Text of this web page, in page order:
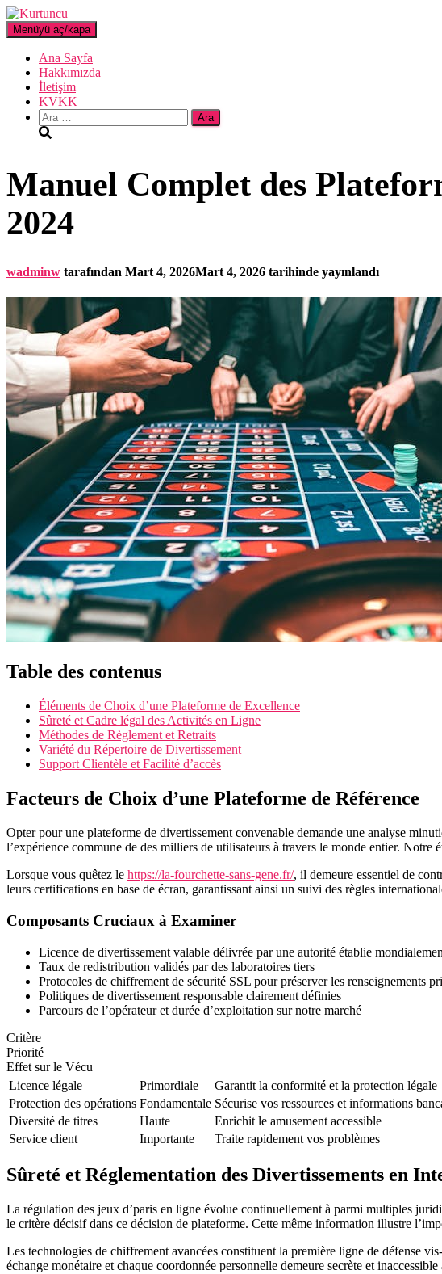
Menüyü aç/kapa
Ana Sayfa
Hakkımızda
İletişim
KVKK
Arama:
Manuel Complet des
2024
wadminw tarafından Mart 4, 2026Mart 4, 2026 tarihinde yayınlandı
Table des contenus
Éléments de Choix d’une Plateforme de Excellence
Sûreté et Cadre légal des Activités en Ligne
Méthodes de Règlement et Retraits
Variété du Répertoire de Divertissement
Support Clientèle et Facilité d’accès
Facteurs de Choix d’une Plateforme de Référence
Opter pour une plateforme de divertissement convenable demande une analyse
l’expérience commune de des milliers de utilisateurs à travers le monde entier. Notre
Lorsque vous quêtez le https://la-fourchette-sans-gene.fr/, il demeure essentiel de
leurs certifications en base de écran, garantissant ainsi un suivi des règles
Composants Cruciaux à Examiner
Licence de divertissement valable délivrée par une autorité établie
Taux de redistribution validés par des laboratoires tiers
Protocoles de chiffrement de sécurité SSL pour préserver les renseignements
Politiques de divertissement responsable clairement définies
Parcours de l’opérateur et durée d’exploitation sur notre marché
Critère
Priorité
Effet sur le Vécu
Licence légale
Primordiale
Garantit la conformité et la protection légale
Protection des opérations Fondamentale Sécurise vos ressources et informations
Diversité de titres
Haute
Enrichit le amusement accessible
Service client
Importante Traite rapidement vos problèmes
Sûreté et Réglementation des Divertissements en
La régulation des jeux d’paris en ligne évolue continuellement à parmi multiples
le critère décisif dans ce décision de plateforme. Cette même information illustre
Les technologies de chiffrement avancées constituent la première ligne de défense
échange monétaire et chaque coordonnée personnelle demeure secrète et